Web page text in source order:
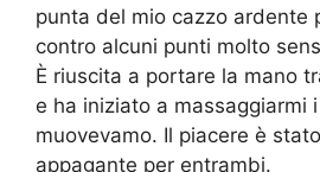
punta del mio cazzo ardente
contro alcuni punti molto
È riuscita a portare la mano
e ha iniziato a massaggiarmi
muovevamo. Il piacere è
appagante per entrambi.